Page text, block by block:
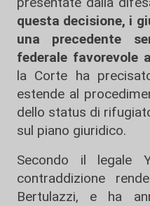
questa decisione, i
una precedente
federale favorevole
la Corte ha
estende al
dello status di
sul piano giuridico.
Secondo il legale
contraddizione
Bertulazzi, e ha